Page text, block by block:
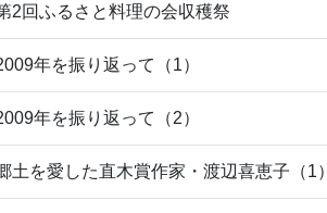
2回ふるさと料理の会収穫祭
年を振り返って（1）
年を振り返って（2）
土を愛した直木賞作家・渡辺喜恵子（1）